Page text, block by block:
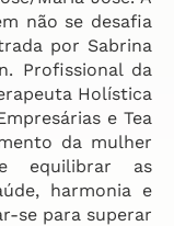
não se desafia
por Sabrina
Profissional da
Holística
e Tea
da mulher
equilibrar as
harmonia e
se para superar